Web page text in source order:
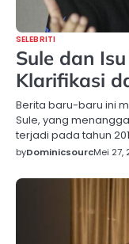
SELEBRITI
Sule dan
Klarifikasi
Berita baru-baru ini
Sule, yang
terjadi pada tahun
byDominicsourcMei 27,